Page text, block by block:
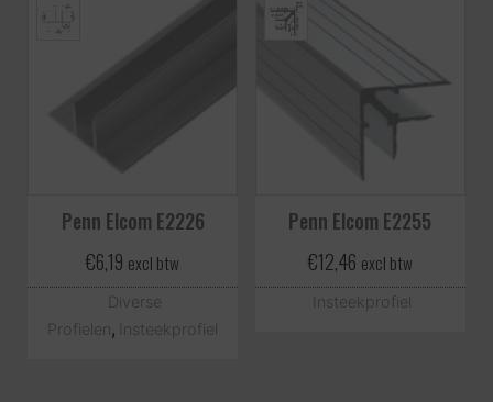
Penn Elcom E2226
€6,19 excl btw
Diverse
Profielen, Insteekprofiel
Penn Elcom E2255
€12,46 excl btw
Insteekprofiel